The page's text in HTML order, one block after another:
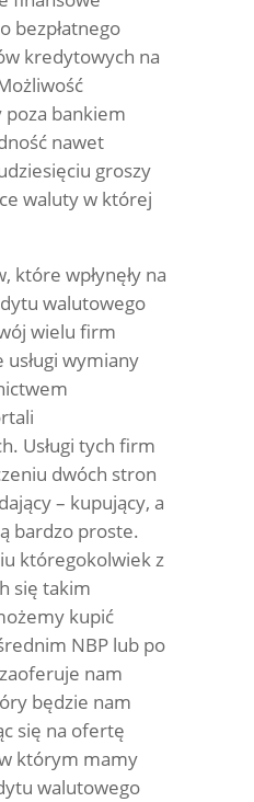
bezpłatnego
kredytowych na
bankiem
nawet
groszy
waluty w której
które wpłynęły na
walutowego
wielu firm
wymiany
Usługi tych firm
dwóch stron
– kupujący, a
bardzo proste.
któregokolwiek z
się takim
kupić
NBP lub po
nam
będzie nam
się na ofertę
którym mamy
walutowego